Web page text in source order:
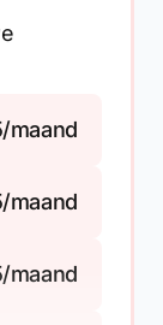
maand
maand
maand